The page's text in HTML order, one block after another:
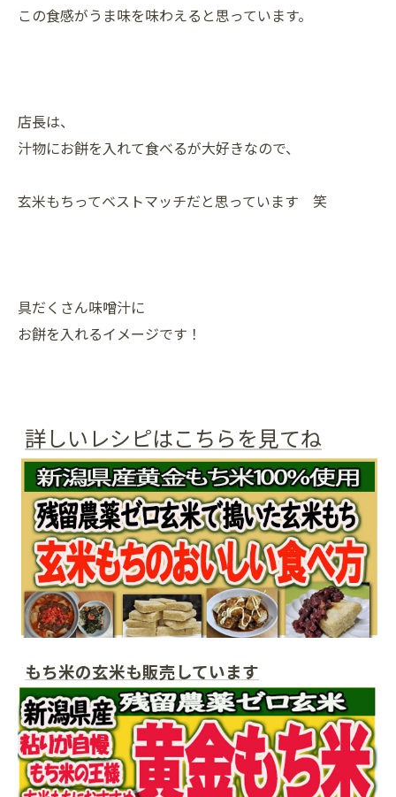
この食感がうま味を味わえると思っています。
店長は、
汁物にお餅を入れて食べるが大好きなので、
玄米もちってベストマッチだと思っています 笑
具だくさん味噌汁に
お餅を入れるイメージです！
詳しいレシピはこちらを見てね
もち米の玄米も販売しています